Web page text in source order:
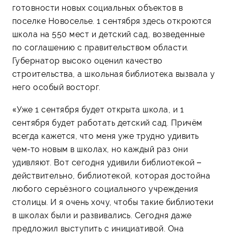
готовности новых социальных объектов в
поселке Новоселье. 1 сентября здесь откроются
школа на 550 мест и детский сад, возведенные
по соглашению с правительством области.
Губернатор высоко оценил качество
строительства, а школьная библиотека вызвала у
него особый восторг.
«Уже 1 сентября будет открыта школа, и 1
сентября будет работать детский сад. Причём
всегда кажется, что меня уже трудно удивить
чем-то новым в школах, но каждый раз они
удивляют. Вот сегодня удивили библиотекой –
действительно, библиотекой, которая достойна
любого серьёзного социального учреждения
столицы. И я очень хочу, чтобы такие библиотеки
в школах были и развивались. Сегодня даже
предложил выступить с инициативой. Она